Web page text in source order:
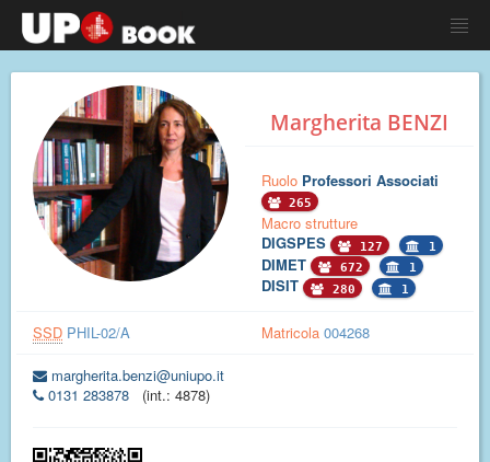
Margherita BENZI
Ruolo Professori Associati
265
Macro strutture
DIGSPES
127 1
DIMET 672 1
DISIT 280 1
SSD PHIL-02/A Matricola 004268
margherita.benzi@uniupo.it
0131 283878
(int.: 4878)